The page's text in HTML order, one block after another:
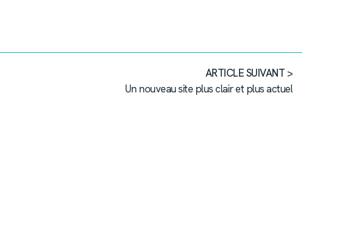
ARTICLE SUIVANT >
Un nouveau site plus clair et plus actuel